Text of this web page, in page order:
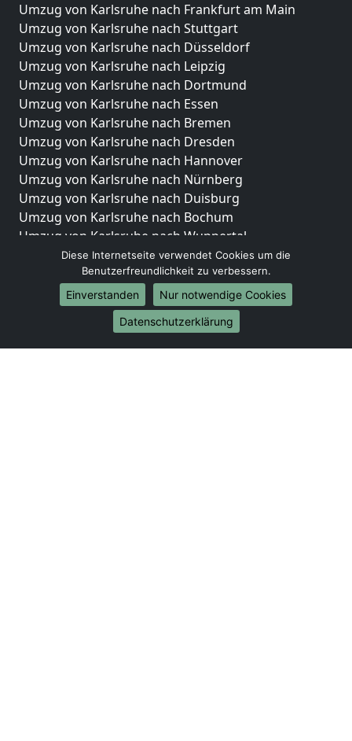
Umzug von Karlsruhe nach Frankfurt am Main
Umzug von Karlsruhe nach Stuttgart
Umzug von Karlsruhe nach Düsseldorf
Umzug von Karlsruhe nach Leipzig
Umzug von Karlsruhe nach Dortmund
Umzug von Karlsruhe nach Essen
Umzug von Karlsruhe nach Bremen
Umzug von Karlsruhe nach Dresden
Umzug von Karlsruhe nach Hannover
Umzug von Karlsruhe nach Nürnberg
Umzug von Karlsruhe nach Duisburg
Umzug von Karlsruhe nach Bochum
Umzug von Karlsruhe nach Wuppertal
Umzug von Karlsruhe nach Bielefeld
Umzug von Karlsruhe nach Bonn
Umzug von Karlsruhe nach Münster
Internationale-Umzüge
Umzug von Karlsruhe nach Brasilien
Diese Internetseite verwendet Cookies um die
Benutzerfreundlichkeit zu verbessern.
Einverstanden
Nur notwendige Cookies
Datenschutzerklärung